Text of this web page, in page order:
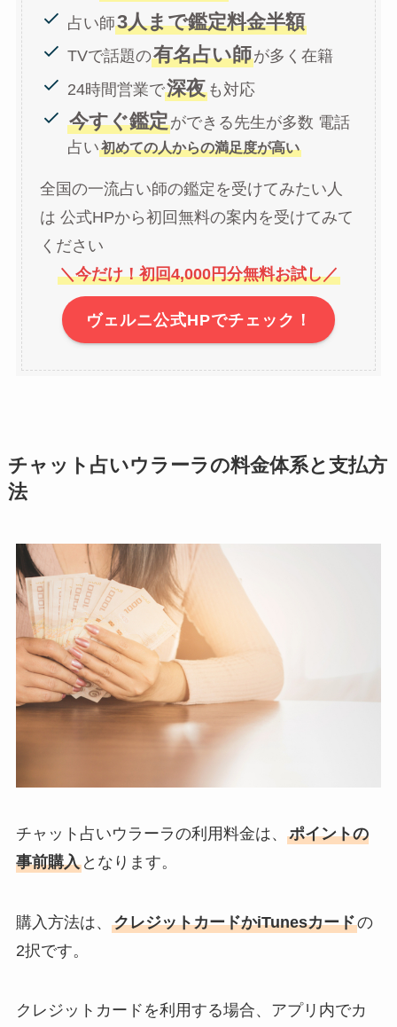
占い師3人まで鑑定料金半額
TVで話題の有名占い師が多く在籍
24時間営業で深夜 も対応
今すぐ鑑定ができる先生が多数 電話
占い初めての人からの満足度が高い
全国の一流占い師の鑑定を受けてみたい人
は 公式HPから初回無料の案内を受けてみて
ください
＼今だけ！初回4,000円分無料お試し／
ヴェルニ公式HPでチェック！
チャット占いウラーラの料金体系と支払方
法
チャット占いウラーラの利用料金は、 ポイントの
事前購入となります。
購入方法は、 クレジットカードかiTunesカードの
2択です。
クレジットカードを利用する場合、アプリ内でカ